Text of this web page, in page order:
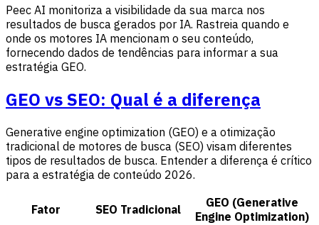
Peec AI monitoriza a visibilidade da sua marca nos
resultados de busca gerados por IA. Rastreia quando e
onde os motores IA mencionam o seu conteúdo,
fornecendo dados de tendências para informar a sua
estratégia GEO.
GEO vs SEO: Qual é a diferença
Generative engine optimization (GEO) e a otimização
tradicional de motores de busca (SEO) visam diferentes
tipos de resultados de busca. Entender a diferença é crítico
para a estratégia de conteúdo 2026.
Fator SEO Tradicional
GEO (Generative
Engine Optimization)